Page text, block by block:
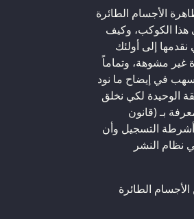
الأجسام الطائرة
هذا الكوكب، وكيف
إلى أولئك
غير مشوهة، وتماماً
في إيضاح ما نود
الوحيدة لكي نخلق
بـ (قانون
أشرطة التسجيل وأن
نظام النشر
الطائرة